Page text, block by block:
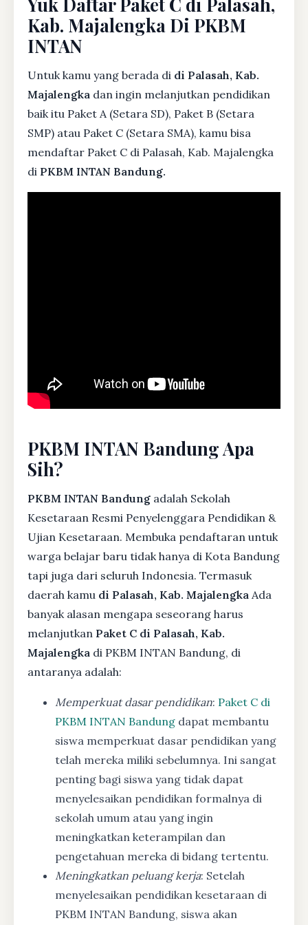
Kab. Majalengka Di PKBM
INTAN
Untuk kamu yang berada di di Palasah, Kab.
Majalengka dan ingin melanjutkan pendidikan
baik itu Paket A (Setara SD), Paket B (Setara
SMP) atau Paket C (Setara SMA), kamu bisa
mendaftar Paket C di Palasah, Kab. Majalengka
di PKBM INTAN Bandung.
PKBM INTAN Bandung Apa
Sih?
PKBM INTAN Bandung adalah Sekolah
Kesetaraan Resmi Penyelenggara Pendidikan &
Ujian Kesetaraan. Membuka pendaftaran untuk
warga belajar baru tidak hanya di Kota Bandung
tapi juga dari seluruh Indonesia. Termasuk
daerah kamu di Palasah, Kab. Majalengka Ada
banyak alasan mengapa seseorang harus
melanjutkan Paket C di Palasah, Kab.
Majalengka di PKBM INTAN Bandung, di
antaranya adalah:
Memperkuat dasar pendidikan: Paket C di
PKBM INTAN Bandung dapat membantu
siswa memperkuat dasar pendidikan yang
telah mereka miliki sebelumnya. Ini sangat
penting bagi siswa yang tidak dapat
menyelesaikan pendidikan formalnya di
sekolah umum atau yang ingin
meningkatkan keterampilan dan
pengetahuan mereka di bidang tertentu.
Meningkatkan peluang kerja: Setelah
menyelesaikan pendidikan kesetaraan di
PKBM INTAN Bandung, siswa akan